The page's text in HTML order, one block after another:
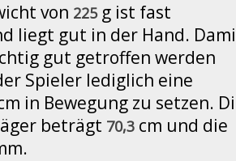
von 225 g ist fast
liegt gut in der Hand.
gut getroffen werden
Spieler lediglich eine
in Bewegung zu setzen.
beträgt 70,3 cm und die